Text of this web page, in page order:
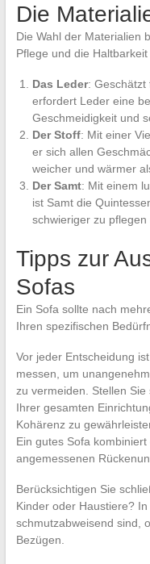
Die
Die Wahl der Materialien
Pflege und die Haltbarkeit
Das Leder: Geschätzt
erfordert Leder eine
Geschmeidigkeit und
Der Stoff: Mit einer
er sich allen
weicher und wärmer
Der Samt: Mit einem
ist Samt die
schwieriger zu pflegen
Tipps zur
Sofas
Ein Sofa sollte nach
Ihren spezifischen
Vor jeder Entscheidung
messen, um
zu vermeiden. Stellen
Ihrer gesamten
Kohärenz zu
Ein gutes Sofa
angemessenen
Berücksichtigen Sie
Kinder oder Haustiere?
schmutzabweisend sind,
Bezügen.